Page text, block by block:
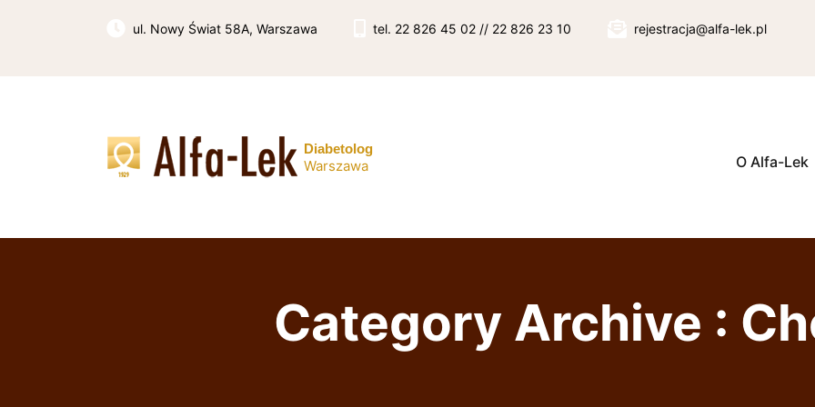
ul. Nowy Świat 58A, Warszawa tel. 22 826 45 02 // 22 826 23 10 rejestracja@alfa-lek.pl
Diabetolog
Warszawa O Alfa-Lek
Category Archive :